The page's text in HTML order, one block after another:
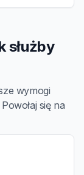
służby
wymogi
się na